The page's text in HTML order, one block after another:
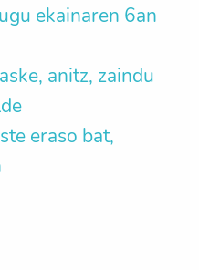
ekainaren 6an
anitz, zaindu
eraso bat,